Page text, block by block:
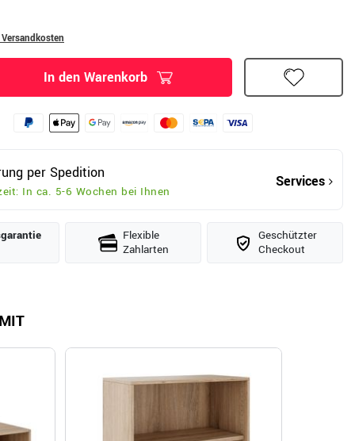
In den Warenkorb
per Spedition
In ca. 5-6 Wochen bei Ihnen
Services
Flexible
Zahlarten
Geschützter
Checkout